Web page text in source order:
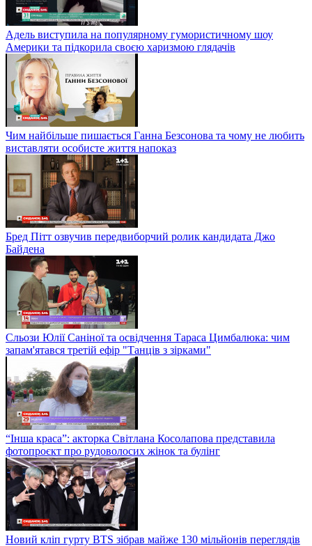
Адель виступила на популярному гумористичному шоу
Америки та підкорила своєю харизмою глядачів
Чим найбільше пишається Ганна Безсонова та чому не любить
виставляти особисте життя напоказ
Бред Пітт озвучив передвиборчий ролик кандидата Джо
Байдена
Сльози Юлії Саніної та освідчення Тараса Цимбалюка: чим
запам'ятався третій ефір "Танців з зірками"
“Інша краса”: акторка Світлана Косолапова представила
фотопроєкт про рудоволосих жінок та булінг
Новий кліп гурту BTS зібрав майже 130 мільйонів переглядів